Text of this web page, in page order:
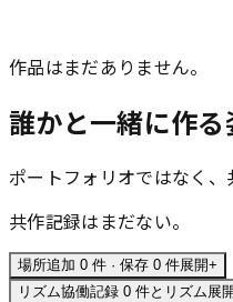
作品はまだありません。
誰かと一緒に作る
ポートフォリオではなく、
共作記録はまだない。
場所追加 0 件 · 保存 0 件展開+
リズム協働記録 0 件とリズム 展